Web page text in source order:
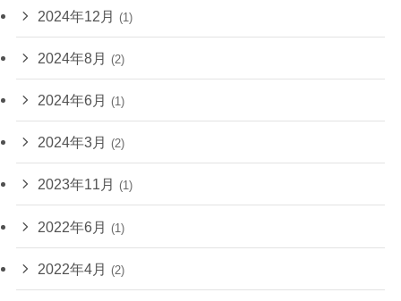
2024年12月 (1)
2024年8月 (2)
2024年6月 (1)
2024年3月 (2)
2023年11月 (1)
2022年6月 (1)
2022年4月 (2)